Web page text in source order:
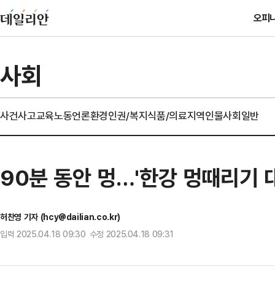
오피
사회
사건사고교육노동언론환경인권/복지식품/의료지역인물사회일반
90분 동안 멍…'한강 멍때리기
허찬영 기자 (hcy@dailian.co.kr)
입력 2025.04.18 09:30 수정 2025.04.18 09:31